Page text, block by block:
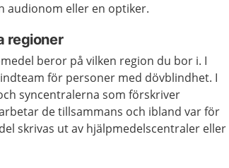
audionom eller en optiker.
regioner
beror på vilken region du bor i. I
för personer med dövblindhet. I
syncentralerna som förskriver
de tillsammans och ibland var för
skrivas ut av hjälpmedelscentraler eller